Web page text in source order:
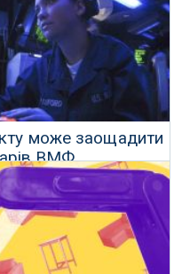
р.
може заощадити
ВМФ
р.